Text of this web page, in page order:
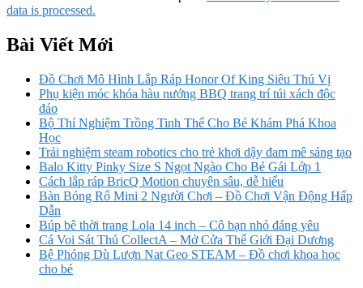
data is processed.
Bài Viết Mới
Đồ Chơi Mô Hình Lắp Ráp Honor Of King Siêu Thú Vị
Phụ kiện móc khóa hàu nướng BBQ trang trí túi xách độc
đáo
Bộ Thí Nghiệm Trồng Tinh Thể Cho Bé Khám Phá Khoa
Học
Trải nghiệm steam robotics cho trẻ khơi dậy đam mê sáng tạo
Balo Kitty Pinky Size S Ngọt Ngào Cho Bé Gái Lớp 1
Cách lắp ráp BricQ Motion chuyên sâu, dễ hiểu
Bàn Bóng Rổ Mini 2 Người Chơi – Đồ Chơi Vận Động Hấp
Dẫn
Búp bê thời trang Lola 14 inch – Cô bạn nhỏ đáng yêu
Cá Voi Sát Thủ CollectA – Mở Cửa Thế Giới Đại Dương
Bệ Phóng Dù Lượn Nat Geo STEAM – Đồ chơi khoa học
cho bé